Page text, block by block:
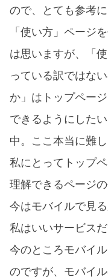
ので、とても参考
「使い方」ページ
は思いますが、「
っている訳ではな
か」はトップペー
できるようにした
中。ここ本当に難し
私にとってトップ
理解できるページ
今はモバイルで見
私はいいサービスだ
今のところモバイ
のですが、モバイ